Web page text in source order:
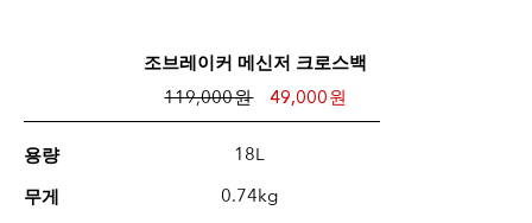
조브레이커 메신저 크로스백
119,000 원 49,000 원
용량 18L
무게 0.74kg